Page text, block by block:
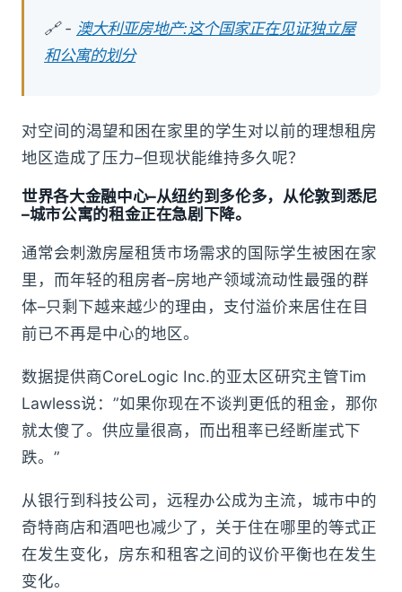
🔗 - 澳大利亚房地产:这个国家正在见证独立屋
和公寓的划分
对空间的渴望和困在家里的学生对以前的理想租房
地区造成了压力–但现状能维持多久呢？
世界各大金融中心–从纽约到多伦多，从伦敦到悉尼
–城市公寓的租金正在急剧下降。
通常会刺激房屋租赁市场需求的国际学生被困在家
里，而年轻的租房者–房地产领域流动性最强的群
体–只剩下越来越少的理由，支付溢价来居住在目
前已不再是中心的地区。
数据提供商CoreLogic Inc.的亚太区研究主管Tim
Lawless说：”如果你现在不谈判更低的租金，那你
就太傻了。供应量很高，而出租率已经断崖式下
跌。”
从银行到科技公司，远程办公成为主流，城市中的
奇特商店和酒吧也减少了，关于住在哪里的等式正
在发生变化，房东和租客之间的议价平衡也在发生
变化。